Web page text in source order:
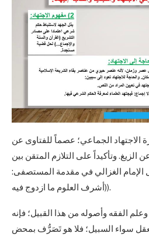
الاجتهاد الجماعي؛ عصماً للفتاوى عن
الزيغ. وتأكيداً على التلازم المتقن بين
الإمام الغزالي في مقدمة المستصفى:
((أشرف العلوم ما ازدوج فيه.
الفقه وأصوله من هذا القبيل؛ فإنه
سواء السبيل؛ فلا هو تَصَرُّف بمحض